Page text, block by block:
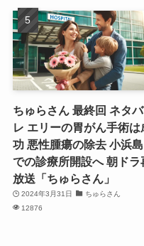
ちゅらさん 最終回 ネタバ
レ エリーの胃がん手術は
功 悪性腫瘍の除去 小浜島
での診療所開設へ 朝ドラ
放送「ちゅらさん」
2024年3月31日
ちゅらさん
12876